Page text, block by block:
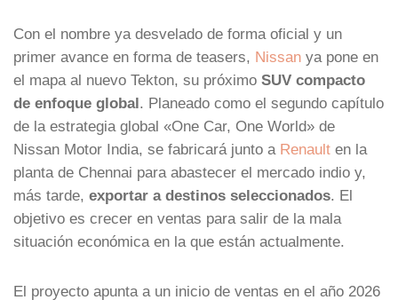
Con el nombre ya desvelado de forma oficial y un
primer avance en forma de teasers, Nissan ya pone en
el mapa al nuevo Tekton, su próximo SUV compacto
de enfoque global. Planeado como el segundo capítulo
de la estrategia global «One Car, One World» de
Nissan Motor India, se fabricará junto a Renault en la
planta de Chennai para abastecer el mercado indio y,
más tarde, exportar a destinos seleccionados. El
objetivo es crecer en ventas para salir de la mala
situación económica en la que están actualmente.
El proyecto apunta a un inicio de ventas en el año 2026